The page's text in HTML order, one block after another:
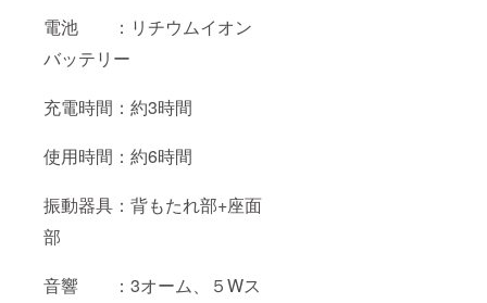
電池 ：リチウムイオン
バッテリー
充電時間：約3時間
使用時間：約6時間
振動器具：背もたれ部+座面
部
音響 ：3オーム、５Wス